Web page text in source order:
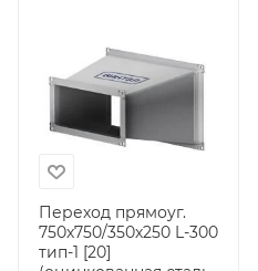
Переход прямоуг.
750х750/350х250 L-300
тип-1 [20]